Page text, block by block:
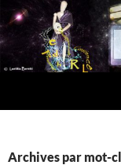
Aller
au
contenu
Archives par mot-